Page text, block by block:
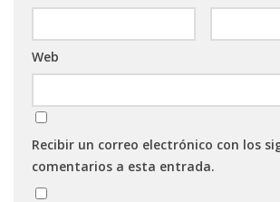
Web
Recibir un correo electrónico con los
comentarios a esta entrada.